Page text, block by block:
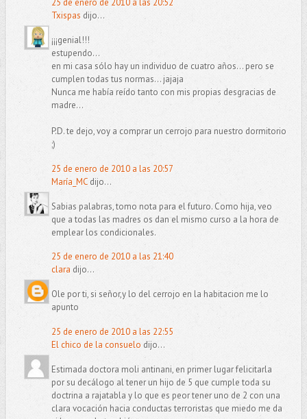
Txispas dijo...
¡¡¡genial!!!
estupendo...
en mi casa sólo hay un individuo de cuatro años... pero se
cumplen todas tus normas... jajaja
Nunca me había reído tanto con mis propias desgracias de
madre...
P.D. te dejo, voy a comprar un cerrojo para nuestro dormitorio
;)
25 de enero de 2010 a las 20:57
María_MCdijo...
Sabias palabras, tomo nota para el futuro. Como hija, veo
que a todas las madres os dan el mismo curso a la hora de
emplear los condicionales.
25 de enero de 2010 a las 21:40
clara dijo...
Ole por ti, si señor,y lo del cerrojo en la habitacion me lo
apunto
25 de enero de 2010 a las 22:55
El chico de la consuelo dijo...
Estimada doctora moli antinani, en primer lugar felicitarla
por su decálogo al tener un hijo de 5 que cumple toda su
doctrina a rajatabla y lo que es peor tener uno de 2 con una
clara vocación hacia conductas terroristas que miedo me da